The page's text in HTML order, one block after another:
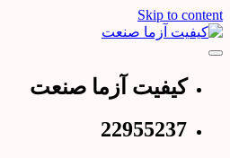
Skip to content
کیفیت آزما صنعت
کیفیت آزما صنعت
22955237